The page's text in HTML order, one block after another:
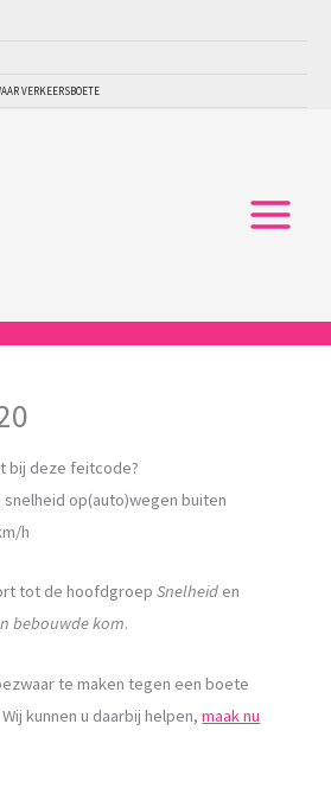
VERKEERSBOETE
bij deze feitcode?
op(auto)wegen buiten
h
tot de hoofdgroepSnelheid en
bebouwde kom.
te maken tegen een boete
kunnen u daarbij helpen,maak nu